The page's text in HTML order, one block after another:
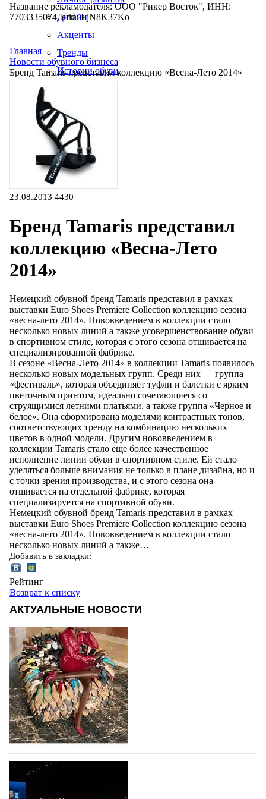
Дизайн
Акценты
Тренды
Истории обуви
Название рекламодателя: ООО "Рикер Восток", ИНН:
7703335074, erid: LjN8K37Ko
Главная
Новости обувного бизнеса
Бренд Tamaris представил коллекцию «Весна-Лето 2014»
23.08.2013 4430
Бренд Tamaris представил
коллекцию «Весна-Лето
2014»
Немецкий обувной бренд Tamaris представил в рамках
выставки Euro Shoes Premiere Collection коллекцию сезона
«весна-лето 2014». Нововведением в коллекции стало
несколько новых линий а также усовершенствование обуви
в спортивном стиле, которая с этого сезона отшивается на
специализированной фабрике.
В сезоне «Весна-Лето 2014» в коллекции Tamaris появилось
несколько новых модельных групп. Среди них — группа
«фестиваль», которая объединяет туфли и балетки с ярким
цветочным принтом, идеально сочетающиеся со
струящимися летними платьями, а также группа «Черное и
белое». Она сформирована моделями контрастных тонов,
соответствующих тренду на комбинацию нескольких
цветов в одной модели. Другим нововведением в
коллекции Tamaris стало еще более качественное
исполнение линии обуви в спортивном стиле. Ей стало
уделяться больше внимания не только в плане дизайна, но и
с точки зрения производства, и с этого сезона она
отшивается на отдельной фабрике, которая
специализируется на спортивной обуви.
Немецкий обувной бренд Tamaris представил в рамках
выставки Euro Shoes Premiere Collection коллекцию сезона
«весна-лето 2014». Нововведением в коллекции стало
несколько новых линий а также…
Добавить в закладки:
Рейтинг
Возврат к списку
АКТУАЛЬНЫЕ НОВОСТИ
Итальянская Ferragamo вернулась к
прибыльности в первом полугодии 2026